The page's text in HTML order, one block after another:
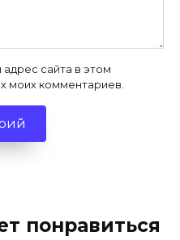
сайта в этом
моих комментариев.
понравиться